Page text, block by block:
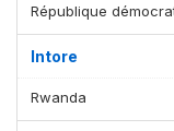
République
Intore
Rwanda